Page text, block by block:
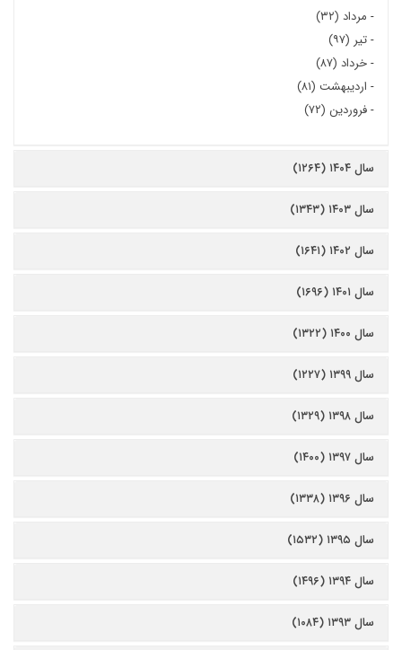
- مرداد (۳۲)
-تیر (۹۷)
-خرداد (۸۷)
- اردیبهشت (۸۱)
-فروردین (۷۲)
سال ۱۴۰۴ (۱۲۶۴)
سال ۱۴۰۳ (۱۳۴۳)
سال ۱۴۰۲ (۱۶۴۱)
سال ۱۴۰۱ (۱۶۹۶)
سال ۱۴۰۰ (۱۳۲۲)
سال ۱۳۹۹ (۱۲۲۷)
سال ۱۳۹۸ (۱۳۲۹)
سال ۱۳۹۷ (۱۴۰۰)
سال ۱۳۹۶ (۱۳۳۸)
سال ۱۳۹۵ (۱۵۳۲)
سال ۱۳۹۴ (۱۴۹۶)
سال ۱۳۹۳ (۱۰۸۴)